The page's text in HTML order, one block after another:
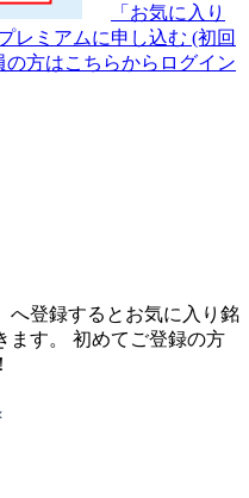
「お気に入り
レミアムに申し込む (初回
の方はこちらからログイン
へ登録するとお気に入り銘
ます。 初めてご登録の方